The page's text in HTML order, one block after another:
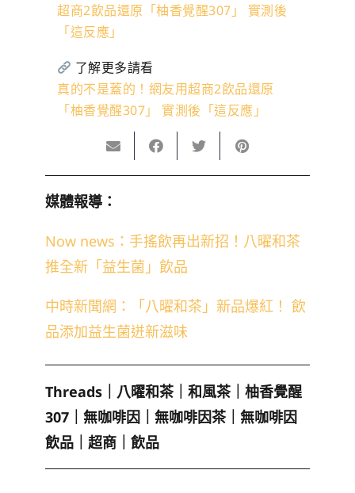
超商2飲品還原「柚香覺醒307」 實測後
「這反應」
了解更多請看
真的不是蓋的！網友用超商2飲品還原
「柚香覺醒307」 實測後「這反應」
媒體報導：
Now news：手搖飲再出新招！八曜和茶
推全新「益生菌」飲品
中時新聞網：「八曜和茶」新品爆紅！ 飲
品添加益生菌迸新滋味
Threads 八曜和茶｜ 和風茶｜ 柚香覺醒
307
無咖啡因 無咖啡因茶｜ 無咖啡因
飲品
超商 飲品